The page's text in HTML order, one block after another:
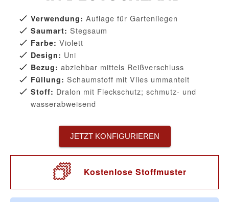
Verwendung: Auflage für Gartenliegen
Saumart: Stegsaum
Farbe: Violett
Design: Uni
Bezug: abziehbar mittels Reißverschluss
Füllung: Schaumstoff mit Vlies ummantelt
Stoff: Dralon mit Fleckschutz; schmutz- und
wasserabweisend
JETZT KONFIGURIEREN
Kostenlose Stoffmuster